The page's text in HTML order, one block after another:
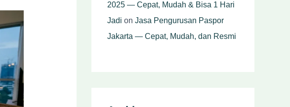
2025 — Cepat, Mudah & Bisa 1 Hari
Jadi on Jasa Pengurusan Paspor
Jakarta — Cepat, Mudah, dan Resmi